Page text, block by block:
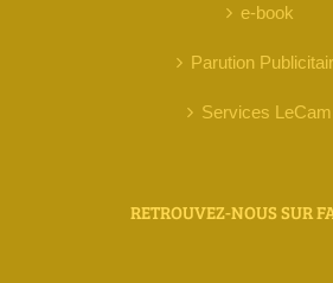
e-book
Parution
Services LeCam
RETROUVEZ-NOUS SUR